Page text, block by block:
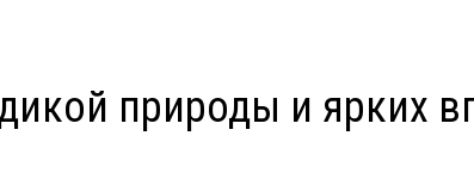
природы и ярких